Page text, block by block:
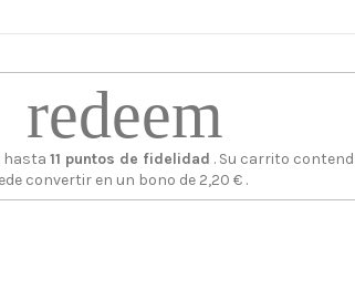
redeem
hasta11 puntos de fidelidad . Su carrito
convertir en un bono de 2,20 € .